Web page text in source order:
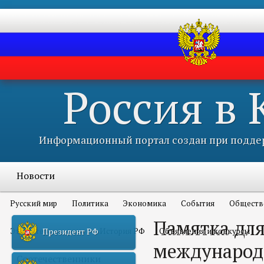
Россия в
Информационный портал создан при
Новости
Русский мир Политика Экономика События
Это интересно всем История РФ Объявления и конкурсы
Соотечественники
Президент РФ
Памятка